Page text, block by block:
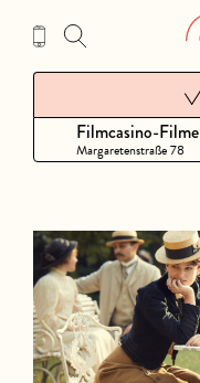
Inhalt
Filmcasino-Filme
Margaretenstraße 78